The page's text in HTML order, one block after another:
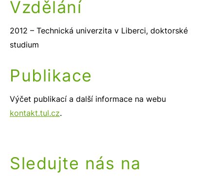
Vzdělání
2012 – Technická univerzita v Liberci, doktorské
studium
Publikace
Výčet publikací a další informace na webu
kontakt.tul.cz.
Sledujte nás na